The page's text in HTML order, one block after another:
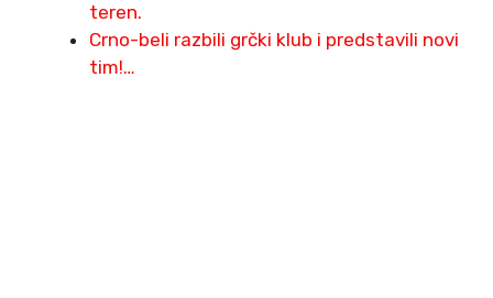
teren.
Crno-beli razbili grčki klub i predstavili novi
tim!…